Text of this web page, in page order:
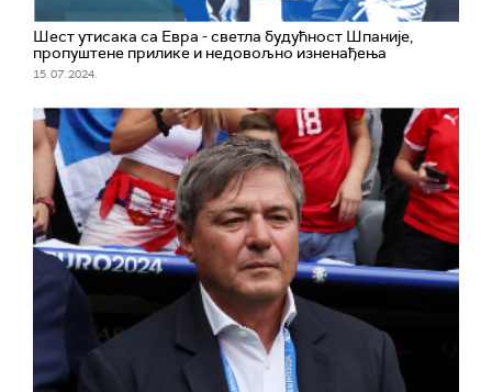
Шест утисака са Евра - светла будућност Шпаније,
пропуштене прилике и недовољно изненађења
15. 07. 2024.